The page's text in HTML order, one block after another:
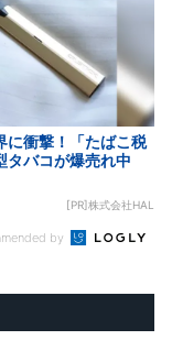
に衝撃！「たばこ税
タバコが爆売れ中
[PR]株式会社HAL
by